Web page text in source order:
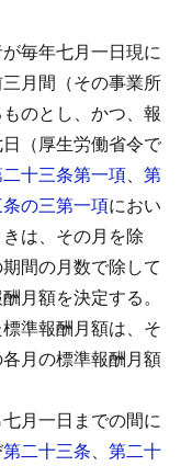
毎年七月一日現に
月間（その事業所
のとし、かつ、報
（厚生労働省令で
十三条第一項、 第
の三第一項におい
は、その月を除
間の月数で除して
月額を決定する。
準報酬月額は、そ
月の標準報酬月額
月一日までの間に
第二十三条、 第二十